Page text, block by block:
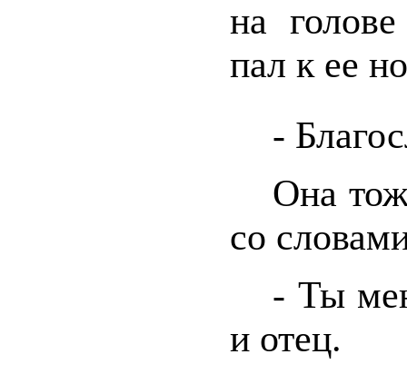
на
пал к ее
-
Она
со
- Ты
и отец.